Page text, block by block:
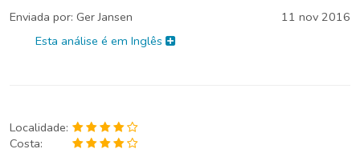
Enviada por: Ger Jansen
11 nov 2016
Esta análise é em Inglês
Localidade:
Costa: